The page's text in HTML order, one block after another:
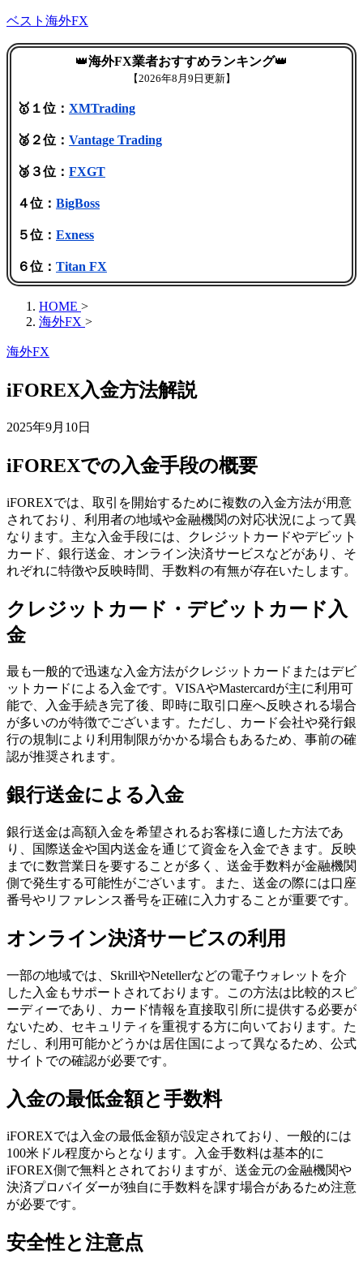
ベスト海外FX
👑海外FX業者おすすめランキング👑
【2026年8月9日更新】
🥇１位： XMTrading
🥈２位： Vantage Trading
🥉３位： FXGT
４位： BigBoss
５位： Exness
６位： Titan FX
HOME >
海外FX >
海外FX
iFOREX入金方法解説
2025年9月10日
iFOREXでの入金手段の概要
iFOREXでは、取引を開始するために複数の入金方法が用意
されており、利用者の地域や金融機関の対応状況によって異
なります。主な入金手段には、クレジットカードやデビット
カード、銀行送金、オンライン決済サービスなどがあり、そ
れぞれに特徴や反映時間、手数料の有無が存在いたします。
クレジットカード・デビットカード入
金
最も一般的で迅速な入金方法がクレジットカードまたはデビ
ットカードによる入金です。VISAやMastercardが主に利用可
能で、入金手続き完了後、即時に取引口座へ反映される場合
が多いのが特徴でございます。ただし、カード会社や発行銀
行の規制により利用制限がかかる場合もあるため、事前の確
認が推奨されます。
銀行送金による入金
銀行送金は高額入金を希望されるお客様に適した方法であ
り、国際送金や国内送金を通じて資金を入金できます。反映
までに数営業日を要することが多く、送金手数料が金融機関
側で発生する可能性がございます。また、送金の際には口座
番号やリファレンス番号を正確に入力することが重要です。
オンライン決済サービスの利用
一部の地域では、SkrillやNetellerなどの電子ウォレットを介
した入金もサポートされております。この方法は比較的スピ
ーディーであり、カード情報を直接取引所に提供する必要が
ないため、セキュリティを重視する方に向いております。た
だし、利用可能かどうかは居住国によって異なるため、公式
サイトでの確認が必要です。
入金の最低金額と手数料
iFOREXでは入金の最低金額が設定されており、一般的には
100米ドル程度からとなります。入金手数料は基本的に
iFOREX側で無料とされておりますが、送金元の金融機関や
決済プロバイダーが独自に手数料を課す場合があるため注意
が必要です。
安全性と注意点